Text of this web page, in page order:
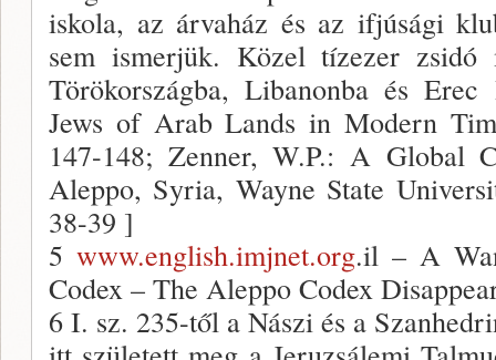
iskola, az árvaház és az ifjúsági
sem ismerjük. Közel tízezer zsidó
Törökországba, Libanonba és
Jews of Arab Lands in Modern
147-148; Zenner, W.P.: A Global
Aleppo, Syria, Wayne State
38-39 ]
5 www.english.imjnet.org.il – A
Codex – The Aleppo Codex
6 I. sz. 235-től a Nászi és a